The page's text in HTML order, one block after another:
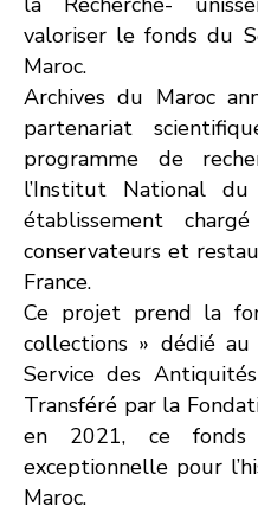
valoriser le fonds du
Maroc.
Archives du Maroc
partenariat
programme de
l’Institut National du
établissement
conservateurs et
France.
Ce projet prend la
collections » dédié
Service des
Transféré par la
en 2021, ce fonds
exceptionnelle pour
Maroc.